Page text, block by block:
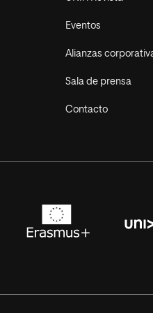
Eventos
Alianzas
Sala de prensa
Contacto